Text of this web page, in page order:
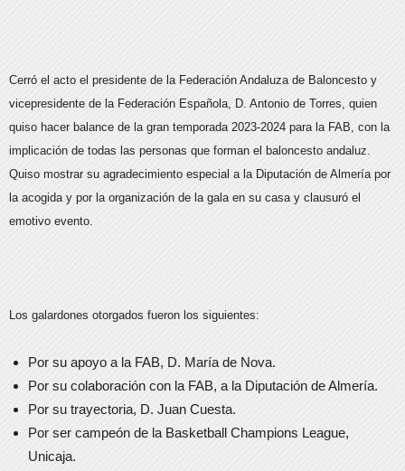
Cerró el acto el presidente de la Federación Andaluza de Baloncesto y
vicepresidente de la Federación Española, D. Antonio de Torres, quien
quiso hacer balance de la gran temporada 2023-2024 para la FAB, con la
implicación de todas las personas que forman el baloncesto andaluz.
Quiso mostrar su agradecimiento especial a la Diputación de Almería por
la acogida y por la organización de la gala en su casa y clausuró el
emotivo evento.
Los galardones otorgados fueron los siguientes:
Por su apoyo a la FAB, D. María de Nova.
Por su colaboración con la FAB, a la Diputación de Almería.
Por su trayectoria, D. Juan Cuesta.
Por ser campeón de la Basketball Champions League,
Unicaja.